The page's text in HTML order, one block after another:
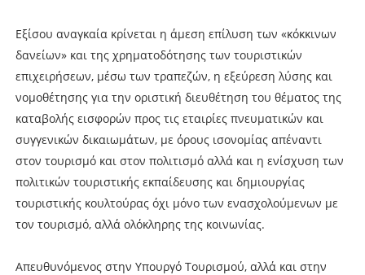
Εξίσου αναγκαία κρίνεται η άμεση επίλυση των «κόκκινων
δανείων» και της χρηματοδότησης των τουριστικών
επιχειρήσεων, μέσω των τραπεζών, η εξεύρεση λύσης και
νομοθέτησης για την οριστική διευθέτηση του θέματος της
καταβολής εισφορών προς τις εταιρίες πνευματικών και
συγγενικών δικαιωμάτων, με όρους ισονομίας απέναντι
στον τουρισμό και στον πολιτισμό αλλά και η ενίσχυση των
πολιτικών τουριστικής εκπαίδευσης και δημιουργίας
τουριστικής κουλτούρας όχι μόνο των ενασχολούμενων με
τον τουρισμό, αλλά ολόκληρης της κοινωνίας.
Απευθυνόμενος στην Υπουργό Τουρισμού, αλλά και στην